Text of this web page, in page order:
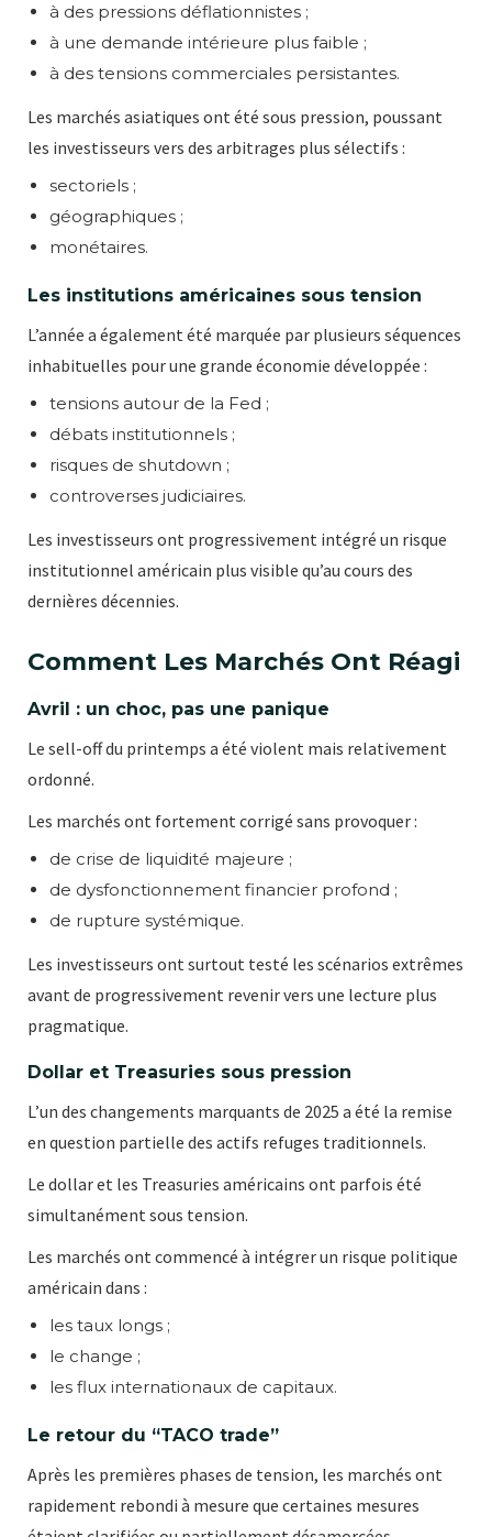
à des pressions déflationnistes ;
à une demande intérieure plus faible ;
à des tensions commerciales persistantes.
Les marchés asiatiques ont été sous pression, poussant
les investisseurs vers des arbitrages plus sélectifs :
sectoriels ;
géographiques ;
monétaires.
Les institutions américaines sous tension
L’année a également été marquée par plusieurs séquences
inhabituelles pour une grande économie développée :
tensions autour de la Fed ;
débats institutionnels ;
risques de shutdown ;
controverses judiciaires.
Les investisseurs ont progressivement intégré un risque
institutionnel américain plus visible qu’au cours des
dernières décennies.
Comment Les Marchés Ont Réagi
Avril : un choc, pas une panique
Le sell-off du printemps a été violent mais relativement
ordonné.
Les marchés ont fortement corrigé sans provoquer :
de crise de liquidité majeure ;
de dysfonctionnement financier profond ;
de rupture systémique.
Les investisseurs ont surtout testé les scénarios extrêmes
avant de progressivement revenir vers une lecture plus
pragmatique.
Dollar et Treasuries sous pression
L’un des changements marquants de 2025 a été la remise
en question partielle des actifs refuges traditionnels.
Le dollar et les Treasuries américains ont parfois été
simultanément sous tension.
Les marchés ont commencé à intégrer un risque politique
américain dans :
les taux longs ;
le change ;
les flux internationaux de capitaux.
Le retour du “TACO trade”
Après les premières phases de tension, les marchés ont
rapidement rebondi à mesure que certaines mesures